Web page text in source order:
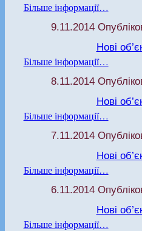
Більше інформації…
9.11.2014
Нові
Більше інформації…
8.11.2014
Нові
Більше інформації…
7.11.2014
Нові
Більше інформації…
6.11.2014
Нові
Більше інформації…